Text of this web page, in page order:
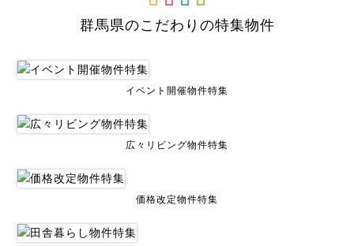
群馬県のこだわりの特集物件
イベント開催物件特集
広々リビング物件特集
価格改定物件特集